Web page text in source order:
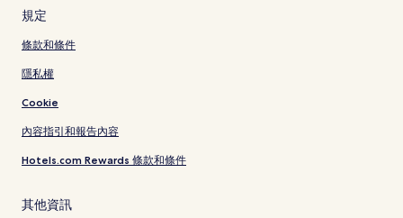
規定
條款和條件
隱私權
Cookie
內容指引和報告內容
Hotels.com Rewards 條款和條件
其他資訊